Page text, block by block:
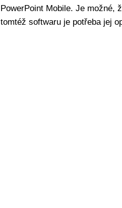
PowerPoint Mobile. Je možné,
tomtéž softwaru je potřeba jej